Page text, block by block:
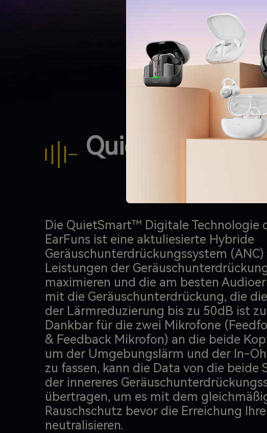
Was
QuietSmart™
Die QuietSmart™ Digitale Technologie
EarFuns ist eine aktuliesierte Hybride
Geräuschunterdrückungssystem
Leistungen der
maximieren und die am besten
mit die Geräuschunterdrückung, die
der Lärmreduzierung bis zu 50dB ist
Dankbar für die zwei Mikrofone
& Feedback Mikrofon) an die beide
um der Umgebungslärm und der In-
zu fassen, kann die Data von die beide
der innereres
übertragen, um es mit dem
Rauschschutz bevor die Erreichung
neutralisieren.